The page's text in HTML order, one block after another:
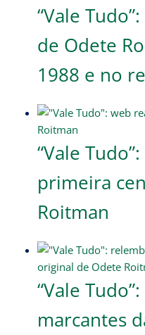
“Vale
de Odete
1988 e no
“Vale
primeira
Roitman
“Vale
marcantes